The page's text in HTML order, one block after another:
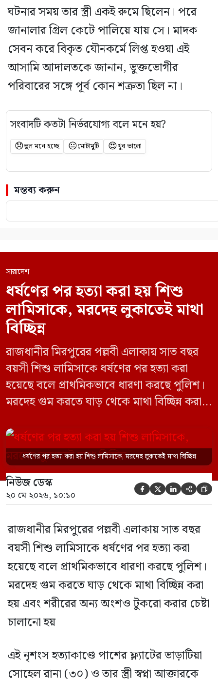
ঘটনার সময় তার স্ত্রী একই রুমে ছিলেন। পরে
জানালার গ্রিল কেটে পালিয়ে যায় সে। মাদক
সেবন করে বিকৃত যৌনকর্মে লিপ্ত হওয়া এই
আসামি আদালতকে জানান, ভুক্তভোগীর
পরিবারের সঙ্গে পূর্ব কোন শত্রুতা ছিল না।
সংবাদটি কতটা নির্ভরযোগ্য বলে মনে হয়?
😞ভুল মনে হচ্ছে 😐মোটামুটি 😍খুব ভালো
মন্তব্য করুন
সারাদেশ
ধর্ষণের পর হত্যা করা হয় শিশু
লামিসাকে, মরদেহ লুকাতেই মাথা
বিচ্ছিন্ন
রাজধানীর মিরপুরের পল্লবী এলাকায় সাত বছর
বয়সী শিশু লামিসাকে ধর্ষণের পর হত্যা করা
হয়েছে বলে প্রাথমিকভাবে ধারণা করছে পুলিশ।
মরদেহ গুম করতে ঘাড় থেকে মাথা বিচ্ছিন্ন করা
চালানো হয় এই নৃশংস হত্যাকাণ্ডে পাশের ফ্ল্যাটের
ভাড়াটিয়া সোহেল রানা (৩০) ও তার স্ত্রী স্বপ্না
আক্তারকে (২৬) মাত্র ৭ ঘণ্টার […]
ধর্ষণের পর হত্যা করা হয় শিশু লামিসাকে, মরদেহ লুকাতেই মাথা বিচ্ছিন্ন
নিউজ ডেস্ক
২০ মে ২০২৬, ১০:১০     
রাজধানীর মিরপুরের পল্লবী এলাকায় সাত বছর
বয়সী শিশু লামিসাকে ধর্ষণের পর হত্যা করা
হয়েছে বলে প্রাথমিকভাবে ধারণা করছে পুলিশ।
মরদেহ গুম করতে ঘাড় থেকে মাথা বিচ্ছিন্ন করা
হয় এবং শরীরের অন্য অংশও টুকরো করার চেষ্টা
চালানো হয়
এই নৃশংস হত্যাকাণ্ডে পাশের ফ্ল্যাটের ভাড়াটিয়া
সোহেল রানা (৩০) ও তার স্ত্রী স্বপ্না আক্তারকে